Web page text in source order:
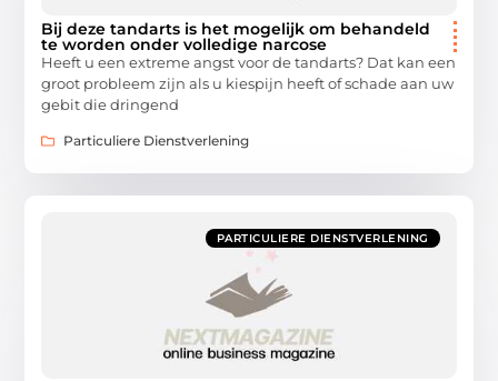
Bij deze tandarts is het mogelijk om behandeld
te worden onder volledige narcose
Heeft u een extreme angst voor de tandarts? Dat kan een
groot probleem zijn als u kiespijn heeft of schade aan uw
gebit die dringend
Particuliere Dienstverlening
PARTICULIERE DIENSTVERLENING